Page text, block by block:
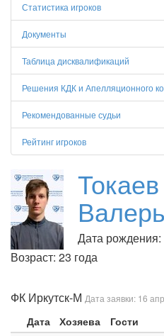
Статистика игроков
Документы
Таблица дисквалификаций
Решения КДК и Апелляционного
Рекомендованные судьи
Рейтинг игроков
Дата рождения:
Возраст: 23 года
ФК Иркутск-М Дата заявки: 16
Дата Хозяева Гости